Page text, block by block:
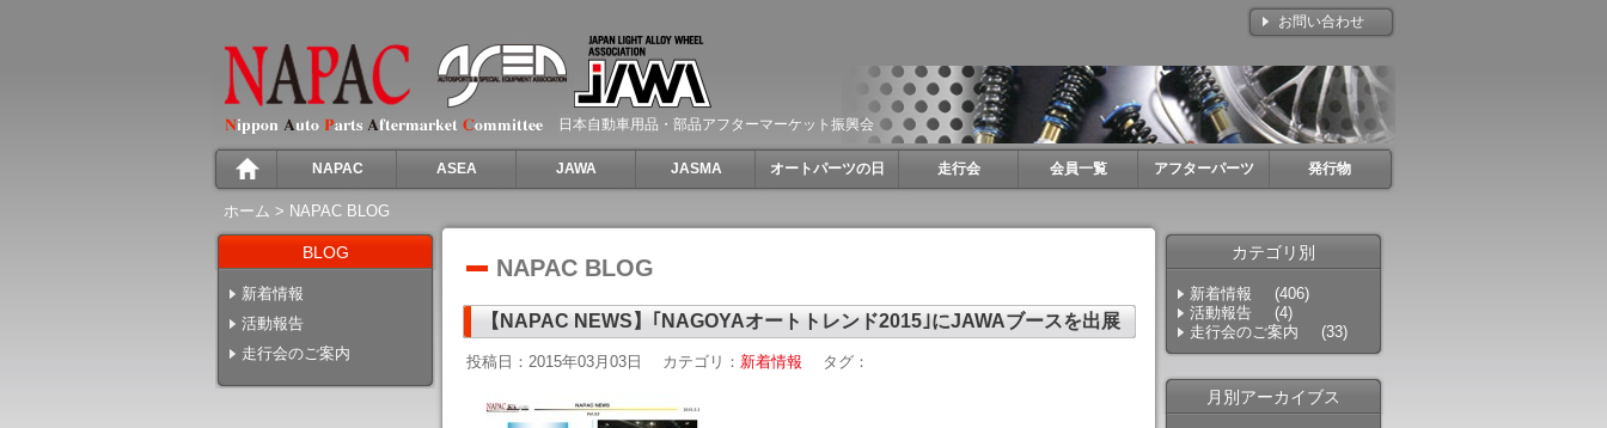
日本自動車用品・部品アフターマーケット振興会
お問い合わせ
NAPAC ASEA JAWA JASMA オートパーツの日 走行会 会員一覧 アフターパーツ 発行物
ホーム > NAPAC BLOG
BLOG
新着情報
活動報告
走行会のご案内
NAPAC BLOG
【NAPAC NEWS】｢NAGOYAオートトレンド2015｣にJAWAブースを出展
投稿日：2015年03月03日 カテゴリ： 新着情報 タグ：
カテゴリ別
新着情報
(406)
活動報告
(4)
走行会のご案内
(33)
月別アーカイブス